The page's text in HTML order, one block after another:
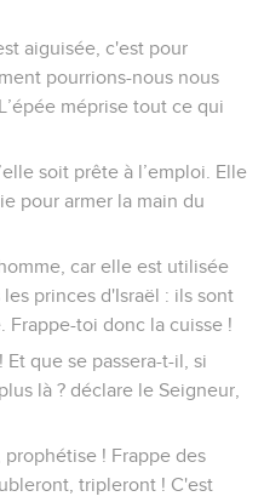
aiguisée, c'est pour
pourrions-nous nous
méprise tout ce qui
soit prête à l’emploi. Elle
pour armer la main du
car elle est utilisée
princes d'Israël : ils sont
Frappe-toi donc la cuisse !
Et que se passera-t-il, si
là ? déclare le Seigneur,
prophétise ! Frappe des
tripleront ! C'est